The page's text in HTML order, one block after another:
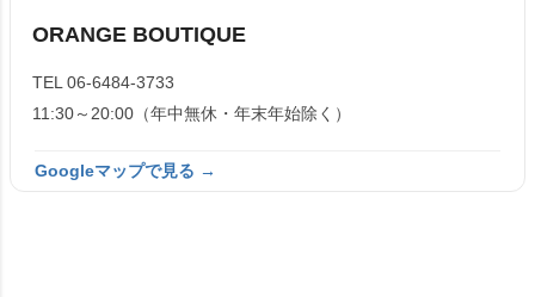
ORANGE BOUTIQUE
TEL 06-6484-3733
11:30～20:00（年中無休・年末年始除く）
Googleマップで見る →